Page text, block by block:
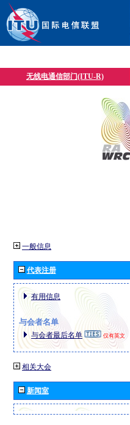
无线电通信部门(ITU-R)
一般信息
代表注册
有用信息
与会者名单
与会者最后名单 仅有英文
相关大会
新闻室